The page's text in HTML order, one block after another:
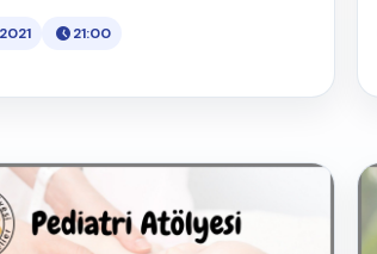
21:00